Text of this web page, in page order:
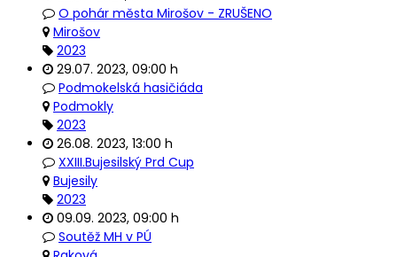
O pohár města Mirošov - ZRUŠENO
Mirošov
2023
29.07. 2023, 09:00 h
Podmokelská hasičiáda
Podmokly
2023
26.08. 2023, 13:00 h
XXIII.Bujesilský Prd Cup
Bujesily
2023
09.09. 2023, 09:00 h
Soutěž MH v PÚ